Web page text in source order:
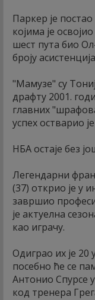
Паркер је
којима је
шест пута био
броју
"Мамузе" су
драфту 2001.
главних
успех остварио
НБА остаје без
Легендарни
(37) открио је у
завршио
је актуелна
као играчу.
Одиграо их је 20
посебно ће се
Антонио Спурсе
код тренера